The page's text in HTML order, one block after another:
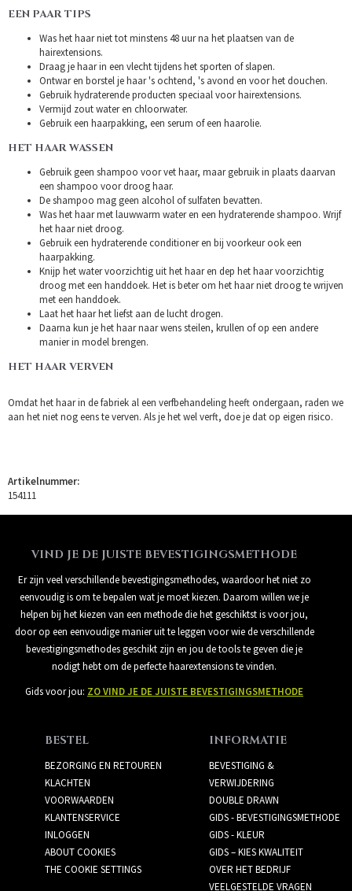
EEN PAAR TIPS
Was het haar niet tot minstens 48 uur na het plaatsen van de
hairextensions.
Draag je haar in een vlecht tijdens het sporten of slapen.
Ontwar en borstel je haar 's ochtend, 's avond en voor het douchen.
Gebruik hydraterende producten speciaal voor hairextensions.
Vermijd zout water en chloorwater.
Gebruik een haarpakking, een serum of een haarolie.
HET HAAR WASSEN
Gebruik geen shampoo voor vet haar, maar gebruik in plaats daarvan
een shampoo voor droog haar.
De shampoo mag geen alcohol of sulfaten bevatten.
Was het haar met lauwwarm water en een hydraterende shampoo. Wrijf
het haar niet droog.
Gebruik een hydraterende conditioner en bij voorkeur ook een
haarpakking.
Knijp het water voorzichtig uit het haar en dep het haar voorzichtig
droog met een handdoek. Het is beter om het haar niet droog te wrijven
met een handdoek.
Laat het haar het liefst aan de lucht drogen.
Daarna kun je het haar naar wens steilen, krullen of op een andere
manier in model brengen.
HET HAAR VERVEN
Omdat het haar in de fabriek al een verfbehandeling heeft ondergaan, raden we
aan het niet nog eens te verven. Als je het wel verft, doe je dat op eigen risico.
Artikelnummer:
154111
VIND JE DE JUISTE BEVESTIGINGSMETHODE
Er zijn veel verschillende bevestigingsmethodes, waardoor het niet zo
eenvoudig is om te bepalen wat je moet kiezen. Daarom willen we je
helpen bij het kiezen van een methode die het geschiktst is voor jou,
door op een eenvoudige manier uit te leggen voor wie de verschillende
bevestigingsmethodes geschikt zijn en jou de tools te geven die je
nodigt hebt om de perfecte haarextensions te vinden.
Gids voor jou: ZO VIND JE DE JUISTE BEVESTIGINGSMETHODE
BESTEL
BEZORGING EN RETOUREN
KLACHTEN
VOORWAARDEN
KLANTENSERVICE
INLOGGEN
ABOUT COOKIES
THE COOKIE SETTINGS
INFORMATIE
BEVESTIGING &
VERWIJDERING
DOUBLE DRAWN
GIDS - BEVESTIGINGSMETHODE
GIDS - KLEUR
GIDS – KIES KWALITEIT
OVER HET BEDRIJF
VEELGESTELDE VRAGEN